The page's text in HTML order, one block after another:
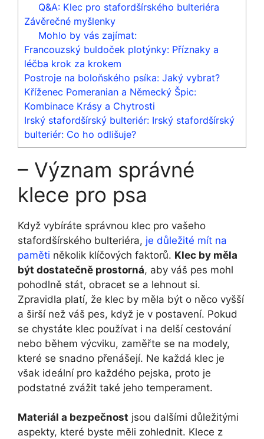
Q&A: Klec pro stafordšírského bulteriéra
Závěrečné myšlenky
Mohlo by vás zajímat:
Francouzský buldoček plotýnky: Příznaky a
léčba krok za krokem
Postroje na boloňského psíka: Jaký vybrat?
Kříženec Pomeranian a Německý Špic:
Kombinace Krásy a Chytrosti
Irský stafordšírský bulteriér: Irský stafordšírský
bulteriér: Co ho odlišuje?
– Význam správné
klece pro psa
Když vybíráte správnou klec pro vašeho
stafordšírského bulteriéra, je důležité mít na
paměti několik klíčových faktorů. Klec by měla
být dostatečně prostorná, aby váš pes mohl
pohodlně stát, obracet se a lehnout si.
Zpravidla platí, že klec by měla být o něco vyšší
a širší než váš pes, když je v postavení. Pokud
se chystáte klec používat i na delší cestování
nebo během výcviku, zaměřte se na modely,
které se snadno přenášejí. Ne každá klec je
však ideální pro každého pejska, proto je
podstatné zvážit také jeho temperament.
Materiál a bezpečnost jsou dalšími důležitými
aspekty, které byste měli zohlednit. Klece z